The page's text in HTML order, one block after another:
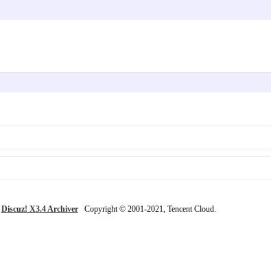
Discuz! X3.4 ArchiverCopyright © 2001-2021, Tencent Cloud.